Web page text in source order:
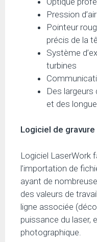
Pression
Pointeur
précis de la
Système
turbines
Des largeurs
et des
Logiciel de gravure
Logiciel LaserWork
l’importation de
ayant de
des valeurs de
ligne associée
puissance du laser,
photographique.